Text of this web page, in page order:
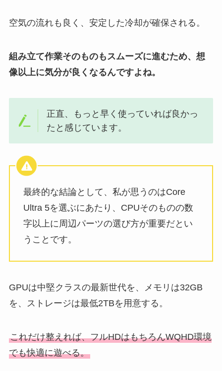
空気の流れも良く、安定した冷却が確保される。
組み立て作業そのものもスムーズに進むため、想
像以上に気分が良くなるんですよね。
正直、もっと早く使っていれば良かっ
たと感じています。
最終的な結論として、私が思うのはCore
Ultra 5を選ぶにあたり、CPUそのものの数
字以上に周辺パーツの選び方が重要だとい
うことです。
GPUは中堅クラスの最新世代を、メモリは32GB
を、ストレージは最低2TBを用意する。
これだけ整えれば、フルHDはもちろんWQHD環境
でも快適に遊べる。